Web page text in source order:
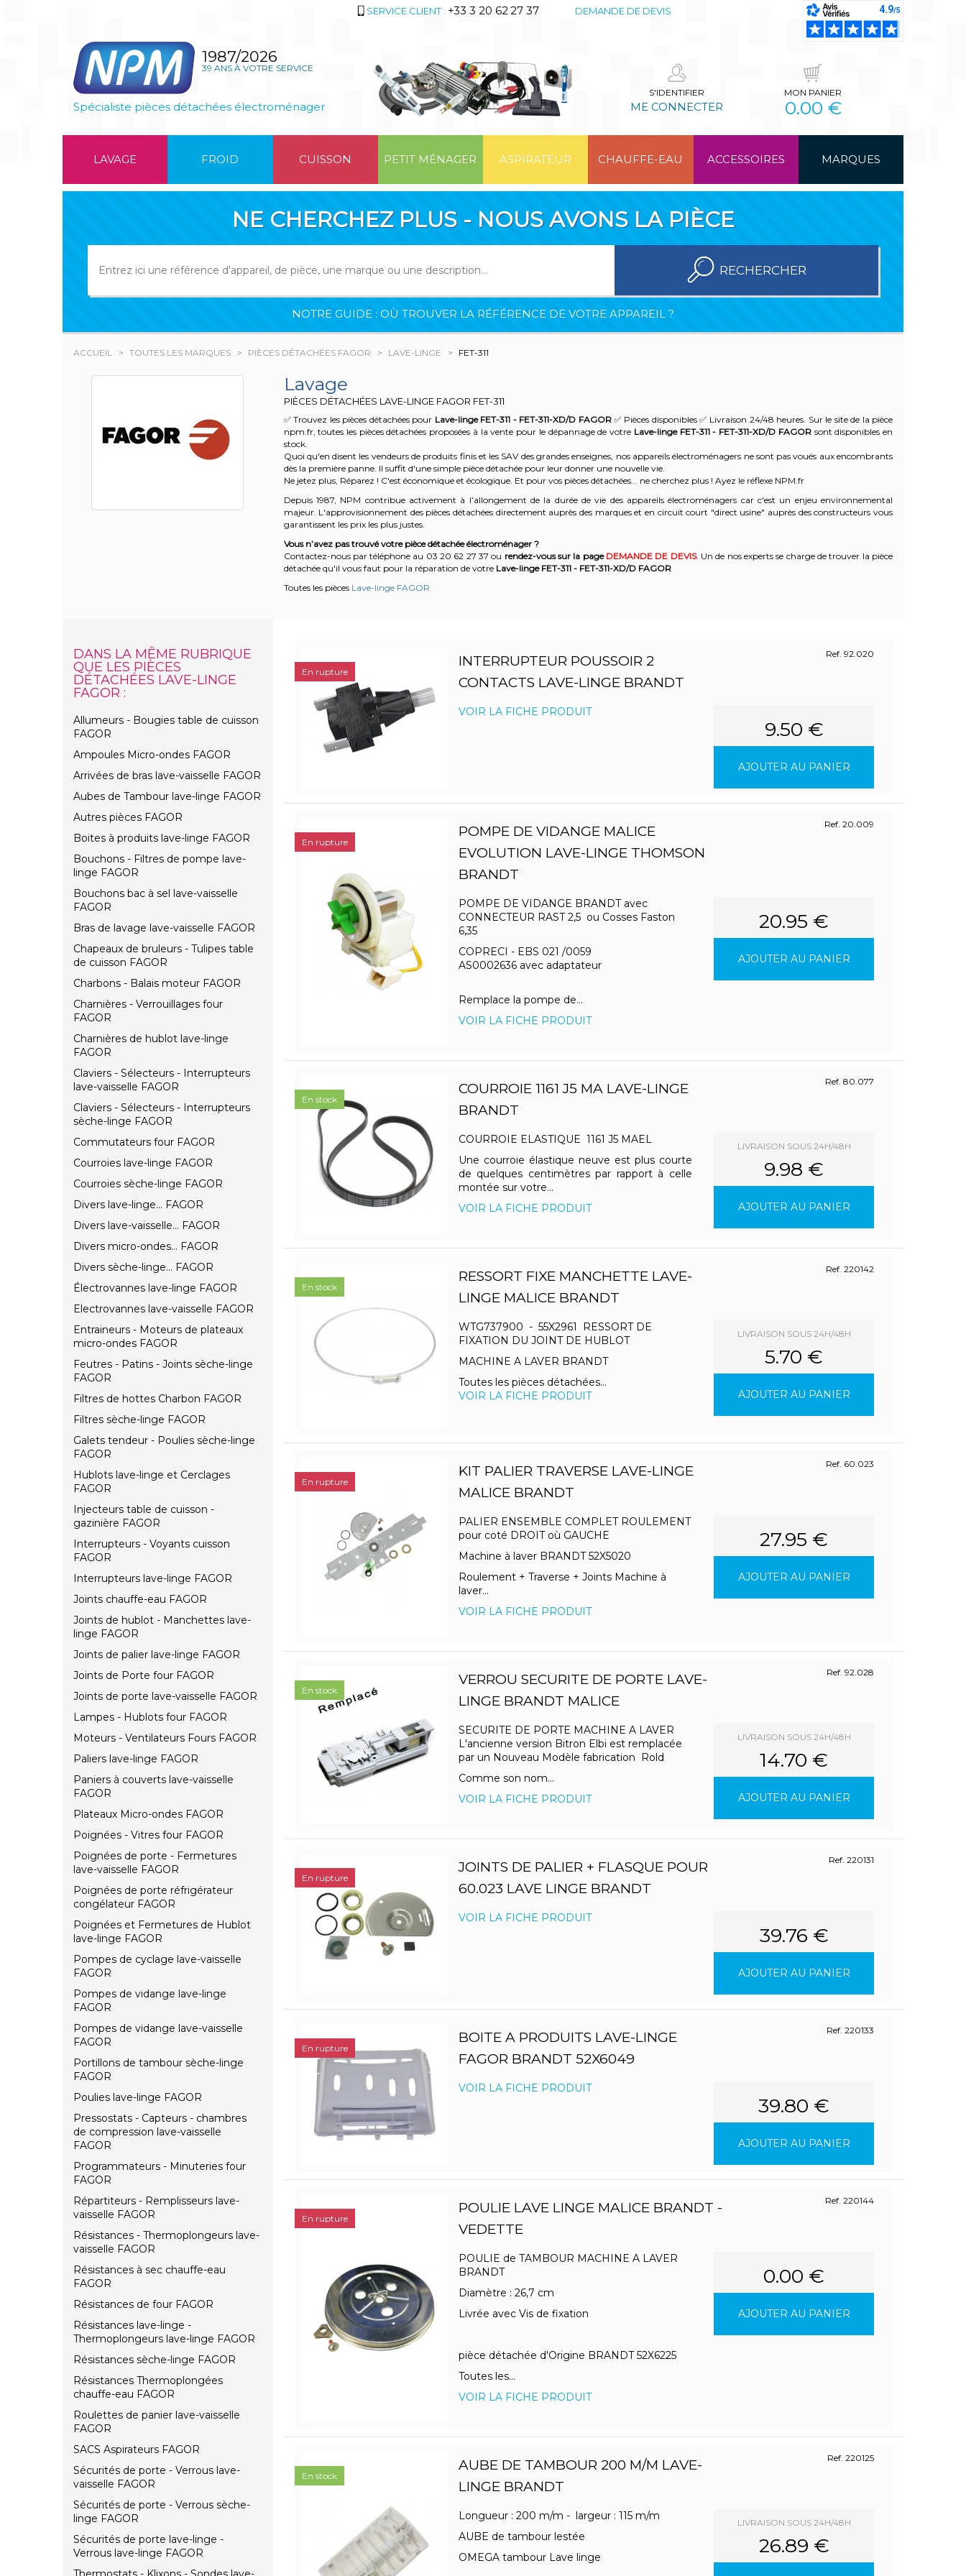
SERVICE CLIENT : +33 3 20 62 27 37 DEMANDE DE DEVIS
1987/2026
39 ANS À VOTRE SERVICE
Spécialiste pièces détachées électroménager
S'IDENTIFIER
ME CONNECTER
MON PANIER
0.00 €
LAVAGE FROID CUISSON PETIT MÉNAGER ASPIRATEUR CHAUFFE-EAU ACCESSOIRES MARQUES
NE CHERCHEZ PLUS - NOUS AVONS LA PIÈCE
RECHERCHER
NOTRE GUIDE : OÙ TROUVER LA RÉFÉRENCE DE VOTRE APPAREIL ?
ACCUEIL TOUTES LES MARQUES PIÈCES DÉTACHÉES FAGOR LAVE-LINGE FET-311
Lavage
PIÈCES DÉTACHÉES LAVE-LINGE FAGOR FET-311
✅ Trouvez les pièces détachées pour Lave-linge FET-311 - FET-311-XD/D FAGOR✅ Pièces disponibles ✅ Livraison 24/48 heures. Sur le site de la pièce
npm.fr, toutes les pièces détachées proposées à la vente pour le dépannage de votre Lave-linge FET-311 - FET-311-XD/D FAGORsont disponibles en
stock.
Quoi qu'en disent les vendeurs de produits finis et les SAV des grandes enseignes, nos appareils électroménagers ne sont pas voués aux encombrants
dès la première panne. Il suffit d'une simple pièce détachée pour leur donner une nouvelle vie.
Ne jetez plus, Réparez ! C'est économique et écologique. Et pour vos pièces détachées... ne cherchez plus ! Ayez le réflexe NPM.fr
Depuis 1987, NPM contribue activement à l’allongement de la durée de vie des appareils électroménagers car c'est un enjeu environnemental
majeur. L'approvisionnement des pièces détachées directement auprès des marques et en circuit court "direct usine" auprès des constructeurs vous
garantissent les prix les plus justes.
Vous n’avez pas trouvé votre pièce détachée électroménager ?
Contactez-nous par téléphone au 03 20 62 27 37 ou rendez-vous sur la page DEMANDE DE DEVIS. Un de nos experts se charge de trouver la pièce
détachée qu'il vous faut pour la réparation de votre Lave-linge FET-311 - FET-311-XD/D FAGOR
Toutes les pièces Lave-linge FAGOR
DANS LA MÊME RUBRIQUE
QUE LES PIÈCES
DÉTACHÉES LAVE-LINGE
FAGOR :
Allumeurs - Bougies table de cuisson
FAGOR
Ampoules Micro-ondes FAGOR
Arrivées de bras lave-vaisselle FAGOR
Aubes de Tambour lave-linge FAGOR
Autres pièces FAGOR
Boites à produits lave-linge FAGOR
Bouchons - Filtres de pompe lave-
linge FAGOR
Bouchons bac à sel lave-vaisselle
FAGOR
Bras de lavage lave-vaisselle FAGOR
Chapeaux de bruleurs - Tulipes table
de cuisson FAGOR
Charbons - Balais moteur FAGOR
Charnières - Verrouillages four
FAGOR
Charnières de hublot lave-linge
FAGOR
Claviers - Sélecteurs - Interrupteurs
lave-vaisselle FAGOR
Claviers - Sélecteurs - Interrupteurs
sèche-linge FAGOR
Commutateurs four FAGOR
Courroies lave-linge FAGOR
Courroies sèche-linge FAGOR
Divers lave-linge... FAGOR
Divers lave-vaisselle... FAGOR
Divers micro-ondes... FAGOR
Divers sèche-linge... FAGOR
Électrovannes lave-linge FAGOR
Electrovannes lave-vaisselle FAGOR
Entraineurs - Moteurs de plateaux
micro-ondes FAGOR
Feutres - Patins - Joints sèche-linge
FAGOR
Filtres de hottes Charbon FAGOR
Filtres sèche-linge FAGOR
Galets tendeur - Poulies sèche-linge
FAGOR
Hublots lave-linge et Cerclages
FAGOR
Injecteurs table de cuisson -
gazinière FAGOR
Interrupteurs - Voyants cuisson
FAGOR
Interrupteurs lave-linge FAGOR
Joints chauffe-eau FAGOR
Joints de hublot - Manchettes lave-
linge FAGOR
Joints de palier lave-linge FAGOR
Joints de Porte four FAGOR
Joints de porte lave-vaisselle FAGOR
Lampes - Hublots four FAGOR
Moteurs - Ventilateurs Fours FAGOR
Paliers lave-linge FAGOR
Paniers à couverts lave-vaisselle
FAGOR
Plateaux Micro-ondes FAGOR
Poignées - Vitres four FAGOR
Poignées de porte - Fermetures
lave-vaisselle FAGOR
Poignées de porte réfrigérateur
congélateur FAGOR
Poignées et Fermetures de Hublot
lave-linge FAGOR
Pompes de cyclage lave-vaisselle
FAGOR
Pompes de vidange lave-linge
FAGOR
Pompes de vidange lave-vaisselle
FAGOR
Portillons de tambour sèche-linge
FAGOR
Poulies lave-linge FAGOR
Pressostats - Capteurs - chambres
de compression lave-vaisselle
FAGOR
Programmateurs - Minuteries four
FAGOR
Répartiteurs - Remplisseurs lave-
vaisselle FAGOR
Résistances - Thermoplongeurs lave-
vaisselle FAGOR
Résistances à sec chauffe-eau
FAGOR
Résistances de four FAGOR
Résistances lave-linge -
Thermoplongeurs lave-linge FAGOR
Résistances sèche-linge FAGOR
Résistances Thermoplongées
chauffe-eau FAGOR
Roulettes de panier lave-vaisselle
FAGOR
SACS Aspirateurs FAGOR
Sécurités de porte - Verrous lave-
vaisselle FAGOR
Sécurités de porte - Verrous sèche-
linge FAGOR
Sécurités de porte lave-linge -
Verrous lave-linge FAGOR
INTERRUPTEUR POUSSOIR 2
CONTACTS LAVE-LINGE BRANDT
Ref. 92.020
VOIR LA FICHE PRODUIT
9.50 €
AJOUTER AU PANIER
En rupture
POMPE DE VIDANGE MALICE
EVOLUTION LAVE-LINGE THOMSON
BRANDT
Ref. 20.009
POMPE DE VIDANGE BRANDT avec
CONNECTEUR RAST 2,5 ou Cosses Faston
6,35
COPRECI - EBS 021 /0059
AS0002636 avec adaptateur
Remplace la pompe de...
VOIR LA FICHE PRODUIT
20.95 €
AJOUTER AU PANIER
En rupture
COURROIE 1161 J5 MA LAVE-LINGE
BRANDT
Ref. 80.077
COURROIE ELASTIQUE 1161 J5 MAEL
Une courroie élastique neuve est plus courte
de quelques centimètres par rapport à celle
montée sur votre...
VOIR LA FICHE PRODUIT
LIVRAISON SOUS 24H/48H
9.98 €
AJOUTER AU PANIER
En stock
RESSORT FIXE MANCHETTE LAVE-
LINGE MALICE BRANDT
Ref. 220142
WTG737900 - 55X2961 RESSORT DE
FIXATION DU JOINT DE HUBLOT
MACHINE A LAVER BRANDT
Toutes les pièces détachées...
VOIR LA FICHE PRODUIT
LIVRAISON SOUS 24H/48H
5.70 €
AJOUTER AU PANIER
En stock
KIT PALIER TRAVERSE LAVE-LINGE
MALICE BRANDT
Ref. 60.023
PALIER ENSEMBLE COMPLET ROULEMENT
pour coté DROIT où GAUCHE
Machine à laver BRANDT 52X5020
Roulement + Traverse + Joints Machine à
laver...
VOIR LA FICHE PRODUIT
27.95 €
AJOUTER AU PANIER
En rupture
VERROU SECURITE DE PORTE LAVE-
LINGE BRANDT MALICE
Ref. 92.028
SECURITE DE PORTE MACHINE A LAVER
L'ancienne version Bitron Elbi est remplacée
par un Nouveau Modèle fabrication Rold
Comme son nom...
VOIR LA FICHE PRODUIT
LIVRAISON SOUS 24H/48H
14.70 €
AJOUTER AU PANIER
En stock
JOINTS DE PALIER + FLASQUE POUR
60.023 LAVE LINGE BRANDT
Ref. 220131
VOIR LA FICHE PRODUIT
39.76 €
AJOUTER AU PANIER
En rupture
BOITE A PRODUITS LAVE-LINGE
FAGOR BRANDT 52X6049
Ref. 220133
VOIR LA FICHE PRODUIT
39.80 €
AJOUTER AU PANIER
En rupture
POULIE LAVE LINGE MALICE BRANDT -
VEDETTE
Ref. 220144
POULIE de TAMBOUR MACHINE A LAVER
BRANDT
Diamètre : 26,7 cm
Livrée avec Vis de fixation
pièce détachée d'Origine BRANDT 52X6225
Toutes les...
VOIR LA FICHE PRODUIT
0.00 €
AJOUTER AU PANIER
En rupture
AUBE DE TAMBOUR 200 M/M LAVE-
LINGE BRANDT
Ref. 220125
Longueur : 200 m/m - largeur : 115 m/m
AUBE de tambour lestée
OMEGA tambour Lave linge
LIVRAISON SOUS 24H/48H
26.89 €
En stock